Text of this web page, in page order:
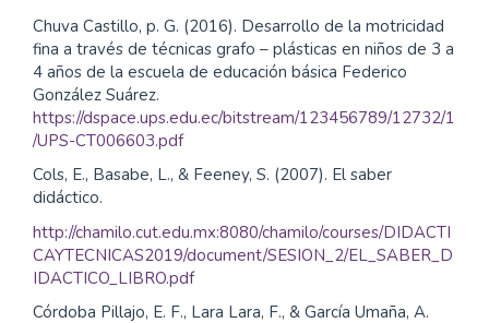
Chuva Castillo, p. G. (2016). Desarrollo de la motricidad
fina a través de técnicas grafo – plásticas en niños de 3 a
4 años de la escuela de educación básica Federico
González Suárez.
https://dspace.ups.edu.ec/bitstream/123456789/12732/1
/UPS-CT006603.pdf
Cols, E., Basabe, L., & Feeney, S. (2007). El saber
didáctico.
http://chamilo.cut.edu.mx:8080/chamilo/courses/DIDACTI
CAYTECNICAS2019/document/SESION_2/EL_SABER_D
IDACTICO_LIBRO.pdf
Córdoba Pillajo, E. F., Lara Lara, F., & García Umaña, A.